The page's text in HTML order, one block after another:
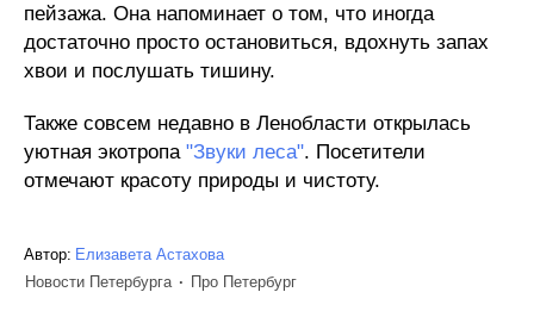
пейзажа. Она напоминает о том, что иногда
достаточно просто остановиться, вдохнуть запах
хвои и послушать тишину.
Также совсем недавно в Ленобласти открылась
уютная экотропа "Звуки леса". Посетители
отмечают красоту природы и чистоту.
Автор: Елизавета Астахова
Новости Петербурга
Про Петербург